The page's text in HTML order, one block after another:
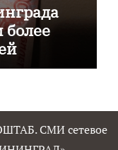
СМИ сетевое